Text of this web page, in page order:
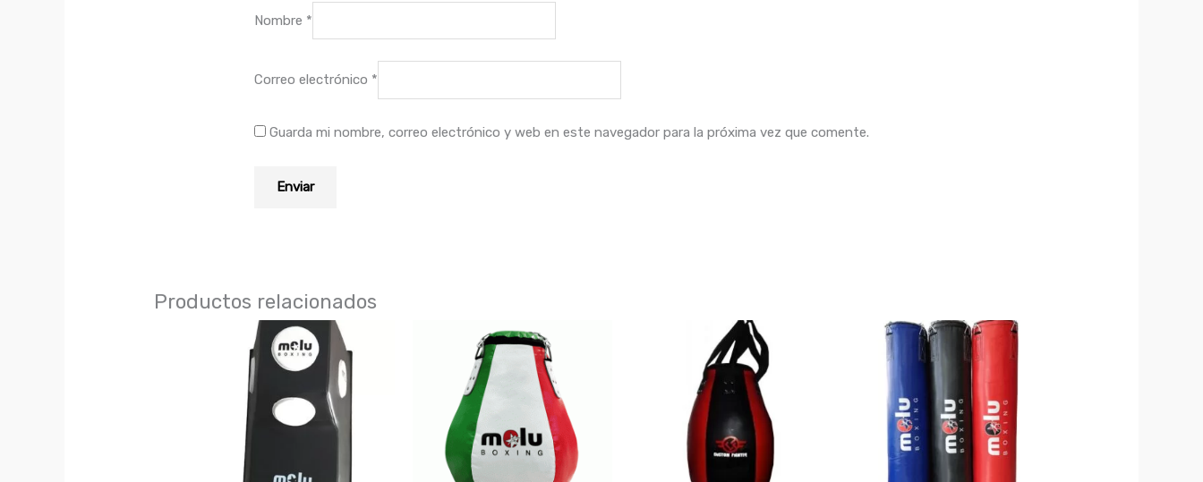
Nombre *
Correo electrónico *
Guarda mi nombre, correo electrónico y web en este navegador para la próxima vez que comente.
Productos relacionados